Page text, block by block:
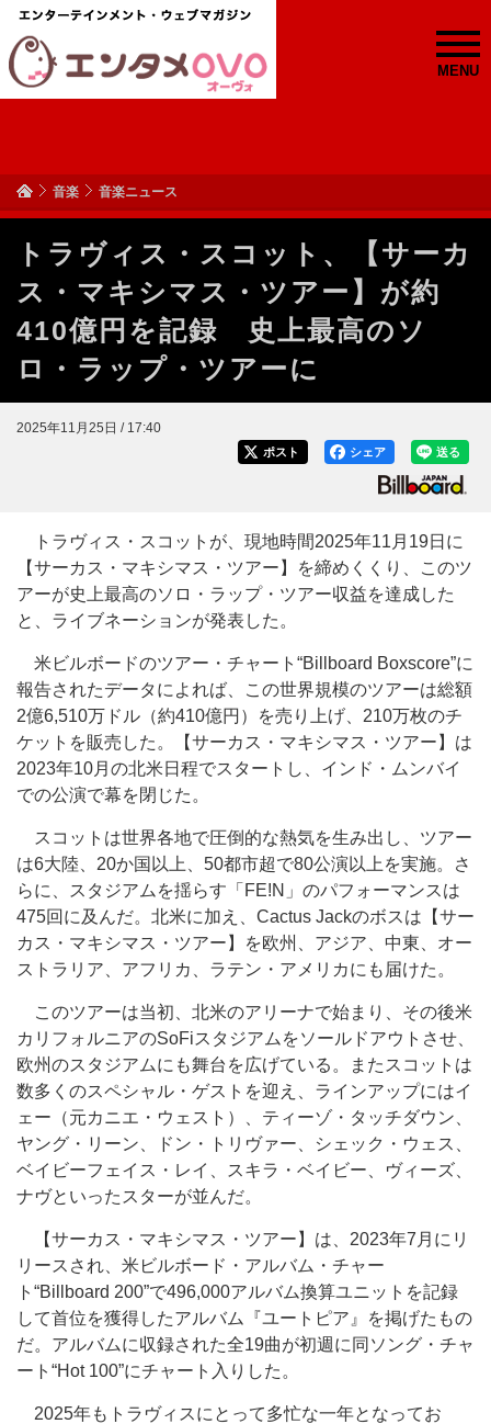
MENU
音楽 音楽ニュース
トラヴィス・スコット、【サーカ
ス・マキシマス・ツアー】が約
410億円を記録 史上最高のソ
ロ・ラップ・ツアーに
2025年11月25日 / 17:40
送る
シェア
ポスト
トラヴィス・スコットが、現地時間2025年11月19日に
【サーカス・マキシマス・ツアー】を締めくくり、このツ
アーが史上最高のソロ・ラップ・ツアー収益を達成した
と、ライブネーションが発表した。
米ビルボードのツアー・チャート“Billboard Boxscore”に
報告されたデータによれば、この世界規模のツアーは総額
2億6,510万ドル（約410億円）を売り上げ、210万枚のチ
ケットを販売した。【サーカス・マキシマス・ツアー】は
2023年10月の北米日程でスタートし、インド・ムンバイ
での公演で幕を閉じた。
スコットは世界各地で圧倒的な熱気を生み出し、ツアー
は6大陸、20か国以上、50都市超で80公演以上を実施。さ
らに、スタジアムを揺らす「FE!N」のパフォーマンスは
475回に及んだ。北米に加え、Cactus Jackのボスは【サー
カス・マキシマス・ツアー】を欧州、アジア、中東、オー
ストラリア、アフリカ、ラテン・アメリカにも届けた。
このツアーは当初、北米のアリーナで始まり、その後米
カリフォルニアのSoFiスタジアムをソールドアウトさせ、
欧州のスタジアムにも舞台を広げている。またスコットは
数多くのスペシャル・ゲストを迎え、ラインアップにはイ
ェー（元カニエ・ウェスト）、ティーゾ・タッチダウン、
ヤング・リーン、ドン・トリヴァー、シェック・ウェス、
ベイビーフェイス・レイ、スキラ・ベイビー、ヴィーズ、
ナヴといったスターが並んだ。
【サーカス・マキシマス・ツアー】は、2023年7月にリ
リースされ、米ビルボード・アルバム・チャー
ト“Billboard 200”で496,000アルバム換算ユニットを記録
して首位を獲得したアルバム『ユートピア』を掲げたもの
だ。アルバムに収録された全19曲が初週に同ソング・チャ
ート“Hot 100”にチャート入りした。
2025年もトラヴィスにとって多忙な一年となってお